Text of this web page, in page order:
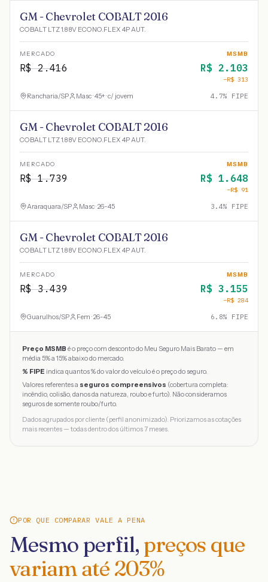
GM - Chevrolet COBALT 2016
COBALT LTZ 1.8 8V ECONO.FLEX 4P AUT.
MERCADO
R$2.416
MSMB
R$ 2.103
−R$ 313
Rancharia/SP Masc · 45+ · c/ jovem 4.7% FIPE
GM - Chevrolet COBALT 2016
COBALT LTZ 1.8 8V ECONO.FLEX 4P AUT.
MERCADO
R$1.739
MSMB
R$ 1.648
−R$ 91
Araraquara/SP Masc · 26-45 3.4% FIPE
GM - Chevrolet COBALT 2016
COBALT LTZ 1.8 8V ECONO.FLEX 4P AUT.
MERCADO
R$3.439
MSMB
R$ 3.155
−R$ 284
Guarulhos/SP Fem · 26-45 6.8% FIPE
Preço MSMB é o preço com desconto do Meu Seguro Mais Barato — em
média 5% a 15% abaixo do mercado.
% FIPE indica quantos % do valor do veículo é o preço do seguro.
Valores referentes a seguros compreensivos (cobertura completa:
incêndio, colisão, danos da natureza, roubo e furto). Não consideramos
seguros de somente roubo/furto.
Dados agrupados por cliente (perfil anonimizado). Priorizamos as cotações
mais recentes — todas dentro dos últimos 7 meses.
POR QUE COMPARAR VALE A PENA
Mesmo perfil, preços que
variam até 203%